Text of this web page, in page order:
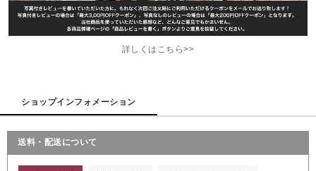
詳しくはこちら>>
ショップインフォメーション
送料・配送について